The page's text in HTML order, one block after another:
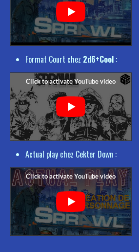
Format Court chez 2d6+Cool :
Actual play chez Cekter Down :